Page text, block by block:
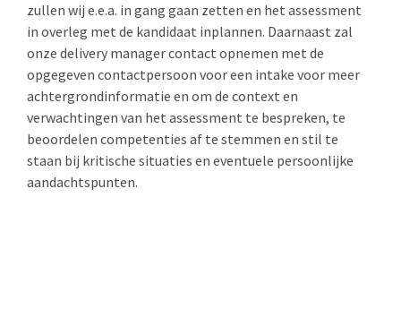
zullen wij e.e.a. in gang gaan zetten en het assessment
in overleg met de kandidaat inplannen. Daarnaast zal
onze delivery manager contact opnemen met de
opgegeven contactpersoon voor een intake voor meer
achtergrondinformatie en om de context en
verwachtingen van het assessment te bespreken, te
beoordelen competenties af te stemmen en stil te
staan bij kritische situaties en eventuele persoonlijke
aandachtspunten.